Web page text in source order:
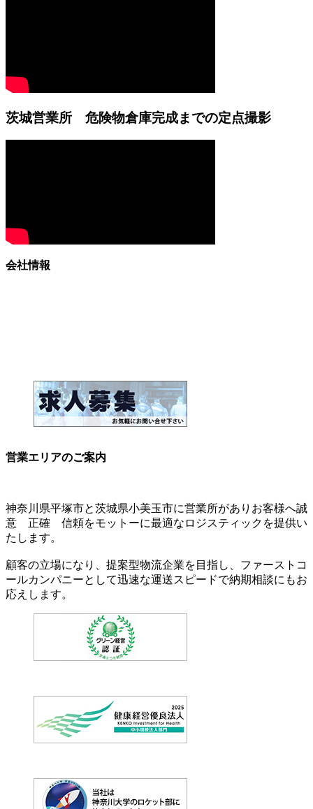
茨城営業所 危険物倉庫完成までの定点撮影
会社情報
営業エリアのご案内
神奈川県平塚市と茨城県小美玉市に営業所がありお客様へ誠
意 正確 信頼をモットーに最適なロジスティックを提供い
たします。
顧客の立場になり、提案型物流企業を目指し、ファーストコ
ールカンパニーとして迅速な運送スピードで納期相談にもお
応えします。